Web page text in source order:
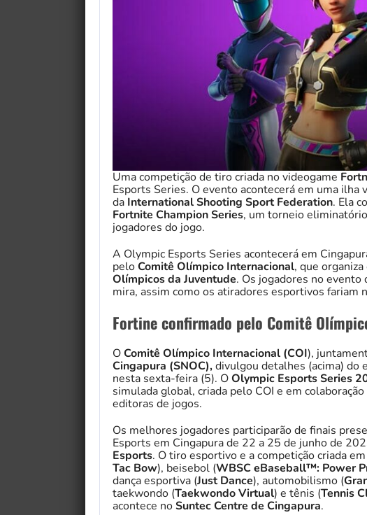
Uma competição de tiro criada no videogame
Esports Series. O evento acontecerá em uma
da International Shooting Sport Federation. Ela
Fortnite Champion Series, um torneio
jogadores do jogo.
A Olympic Esports Series acontecerá em
peloComitê Olímpico Internacional, que organiza
Olímpicos da Juventude. Os jogadores no
mira, assim como os atiradores esportivos fariam
Fortine confirmado pelo Comitê
OComitê Olímpico Internacional (COI),
Cingapura (SNOC),divulgou detalhes (acima) do
nesta sexta-feira (5). OOlympic Esports Series
simulada global, criada pelo COI e em colaboração
editoras de jogos.
Os melhores jogadores participarão de finais
Esports em Cingapura de 22 a 25 de junho de
Esports. O tiro esportivo e a competição criada
Tac Bow), beisebol (WBSC eBaseball™: Power
dança esportiva (Just Dance), automobilismo (
taekwondo (Taekwondo Virtual) e tênis (Tennis
acontece noSuntec Centre de Cingapura.